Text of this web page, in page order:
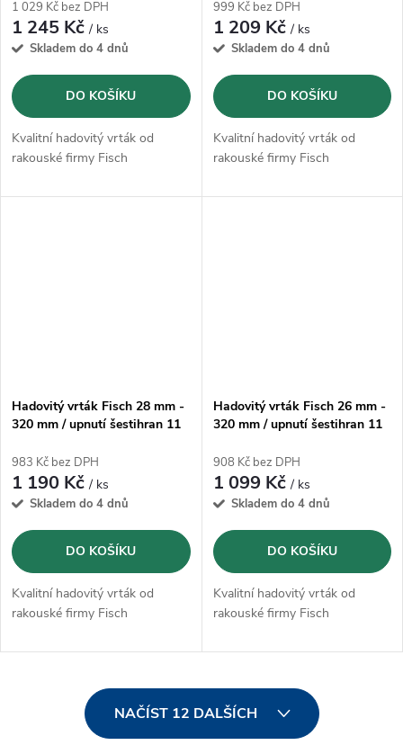
1 029 Kč bez DPH
1 245 Kč/ ks
Skladem do 4 dnů
DO KOŠÍKU
Kvalitní hadovitý vrták od
rakouské firmy Fisch
999 Kč bez DPH
1 209 Kč/ ks
Skladem do 4 dnů
DO KOŠÍKU
Kvalitní hadovitý vrták od
rakouské firmy Fisch
Hadovitý vrták Fisch 28 mm -
320 mm / upnutí šestihran 11
983 Kč bez DPH
1 190 Kč/ ks
Skladem do 4 dnů
DO KOŠÍKU
Kvalitní hadovitý vrták od
rakouské firmy Fisch
Hadovitý vrták Fisch 26 mm -
320 mm / upnutí šestihran 11
908 Kč bez DPH
1 099 Kč/ ks
Skladem do 4 dnů
DO KOŠÍKU
Kvalitní hadovitý vrták od
rakouské firmy Fisch
NAČÍST 12 DALŠÍCH